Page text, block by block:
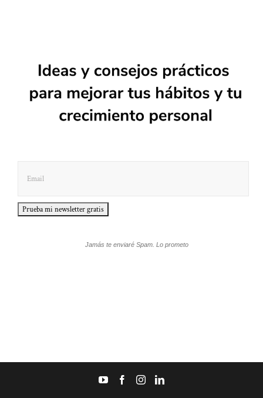
Jamás te enviaré Spam. Lo prometo